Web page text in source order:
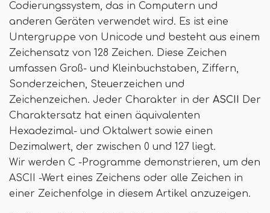
Codierungssystem, das in Computern und
anderen Geräten verwendet wird. Es ist eine
Untergruppe von Unicode und besteht aus einem
Zeichensatz von 128 Zeichen. Diese Zeichen
umfassen Groß- und Kleinbuchstaben, Ziffern,
Sonderzeichen, Steuerzeichen und
Zeichenzeichen. Jeder Charakter in der ASCII Der
Charaktersatz hat einen äquivalenten
Hexadezimal- und Oktalwert sowie einen
Dezimalwert, der zwischen 0 und 127 liegt.
Wir werden C -Programme demonstrieren, um den
ASCII -Wert eines Zeichens oder alle Zeichen in
einer Zeichenfolge in diesem Artikel anzuzeigen.